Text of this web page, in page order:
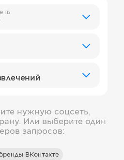
нужную соцсеть,
Или выберите один
запросов:
ВКонтакте